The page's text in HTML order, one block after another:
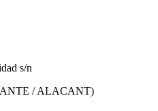
s/n
/ ALACANT)